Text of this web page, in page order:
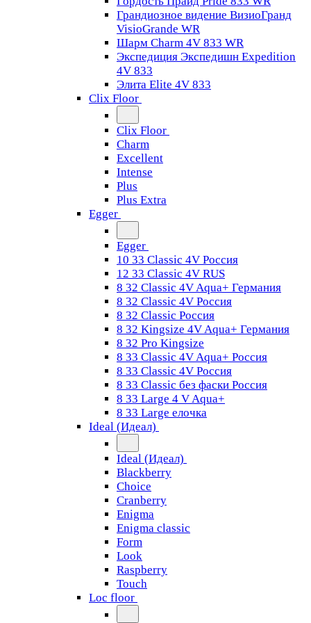
Грандиозное видение ВизиоГранд
VisioGrande WR
Шарм Charm 4V 833 WR
Экспедиция Экспедишн Expedition
4V 833
Элита Elite 4V 833
Clix Floor
Clix Floor
Charm
Excellent
Intense
Plus
Plus Extra
Egger
Egger
10 33 Classic 4V Россия
12 33 Classic 4V RUS
8 32 Classic 4V Aqua+ Германия
8 32 Classic 4V Россия
8 32 Classic Россия
8 32 Kingsize 4V Aqua+ Германия
8 32 Pro Kingsize
8 33 Classic 4V Aqua+ Россия
8 33 Classic 4V Россия
8 33 Classic без фаски Россия
8 33 Large 4 V Aqua+
8 33 Large елочка
Ideal (Идеал)
Ideal (Идеал)
Blackberry
Choice
Cranberry
Enigma
Enigma classic
Form
Look
Raspberry
Touch
Loc floor